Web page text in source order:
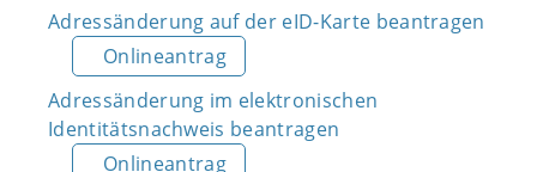
Adressänderung auf der eID-Karte beantragen
Onlineantrag
Adressänderung im elektronischen
Identitätsnachweis beantragen
Onlineantrag